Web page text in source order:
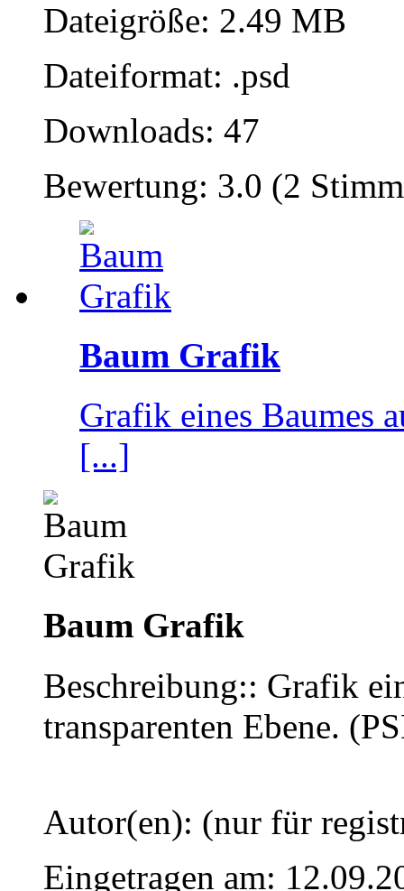
Dateigröße: 2.49 MB
Dateiformat: .psd
Downloads: 47
Bewertung: 3.0 (2
Baum Grafik
Grafik eines Baumes
[...]
Baum Grafik
Beschreibung:: Grafik
transparenten Ebene.
Autor(en): (nur für
Eingetragen am: